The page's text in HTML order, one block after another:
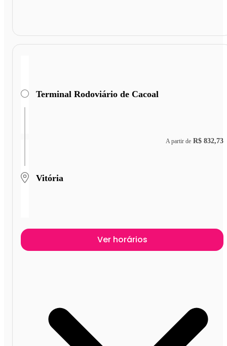
Terminal Rodoviário de Cacoal
Vitória
A partir de R$ 832,73
Ver horários